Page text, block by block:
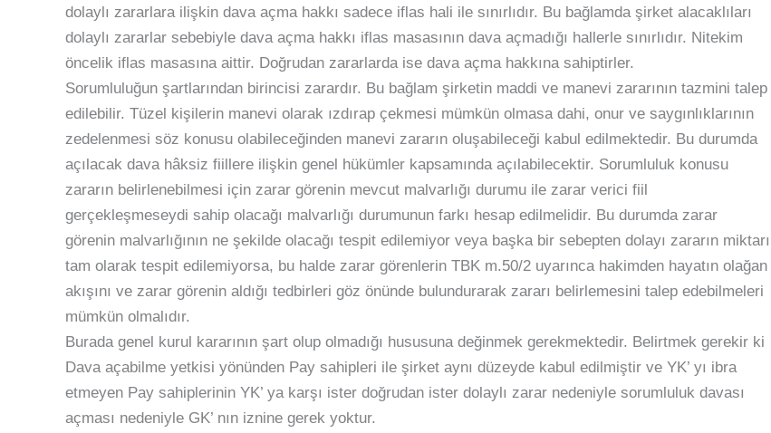
dolaylı zararlara ilişkin dava açma hakkı sadece iflas hali ile sınırlıdır. Bu bağlamda şirket alacaklıları
dolaylı zararlar sebebiyle dava açma hakkı iflas masasının dava açmadığı hallerle sınırlıdır. Nitekim
öncelik iflas masasına aittir. Doğrudan zararlarda ise dava açma hakkına sahiptirler.
Sorumluluğun şartlarından birincisi zarardır. Bu bağlam şirketin maddi ve manevi zararının tazmini talep
edilebilir. Tüzel kişilerin manevi olarak ızdırap çekmesi mümkün olmasa dahi, onur ve saygınlıklarının
zedelenmesi söz konusu olabileceğinden manevi zararın oluşabileceği kabul edilmektedir. Bu durumda
açılacak dava hâksiz fiillere ilişkin genel hükümler kapsamında açılabilecektir. Sorumluluk konusu
zararın belirlenebilmesi için zarar görenin mevcut malvarlığı durumu ile zarar verici fiil
gerçekleşmeseydi sahip olacağı malvarlığı durumunun farkı hesap edilmelidir. Bu durumda zarar
görenin malvarlığının ne şekilde olacağı tespit edilemiyor veya başka bir sebepten dolayı zararın miktarı
tam olarak tespit edilemiyorsa, bu halde zarar görenlerin TBK m.50/2 uyarınca hakimden hayatın olağan
akışını ve zarar görenin aldığı tedbirleri göz önünde bulundurarak zararı belirlemesini talep edebilmeleri
mümkün olmalıdır.
Burada genel kurul kararının şart olup olmadığı hususuna değinmek gerekmektedir. Belirtmek gerekir ki
Dava açabilme yetkisi yönünden Pay sahipleri ile şirket aynı düzeyde kabul edilmiştir ve YK’ yı ibra
etmeyen Pay sahiplerinin YK’ ya karşı ister doğrudan ister dolaylı zarar nedeniyle sorumluluk davası
açması nedeniyle GK’ nın iznine gerek yoktur.